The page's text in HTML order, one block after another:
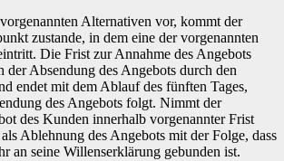
Alternativen vor, kommt der
zustande, in dem eine der vorgenannten
Die Frist zur Annahme des Angebots
der Absendung des Angebots durch den
endet mit dem Ablauf des fünften Tages,
des Angebots folgt. Nimmt der
des Kunden innerhalb vorgenannter Frist
Ablehnung des Angebots mit der Folge, dass
an seine Willenserklärung gebunden ist.